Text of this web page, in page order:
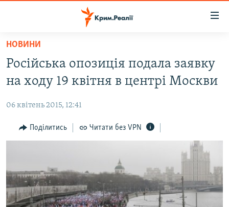
Перейти
основного
матеріалу
до
навігації
Перейти
пошуку
ВІДЕО ТА ФОТО
ПОЛІТИКА
БЛОГИ
ВСЕ ЗА ДЕНЬ
СПЕЦПРОЕКТИ
НОВИНИ
Російська опозиція подала заявку
на ходу 19 квітня в центрі Москви
06 квітень 2015, 12:41
Поділитись Читати без VPN